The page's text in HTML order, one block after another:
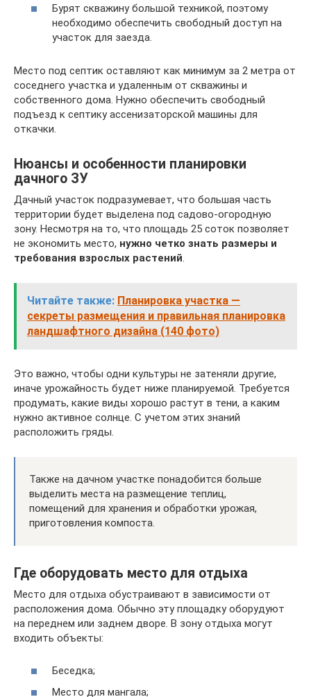
Бурят скважину большой техникой, поэтому
необходимо обеспечить свободный доступ на
участок для заезда.
Место под септик оставляют как минимум за 2 метра от
соседнего участка и удаленным от скважины и
собственного дома. Нужно обеспечить свободный
подъезд к септику ассенизаторской машины для
откачки.
Нюансы и особенности планировки
дачного ЗУ
Дачный участок подразумевает, что большая часть
территории будет выделена под садово-огородную
зону. Несмотря на то, что площадь 25 соток позволяет
не экономить место, нужно четко знать размеры и
требования взрослых растений.
Читайте также: Планировка участка —
секреты размещения и правильная планировка
ландшафтного дизайна (140 фото)
Это важно, чтобы одни культуры не затеняли другие,
иначе урожайность будет ниже планируемой. Требуется
продумать, какие виды хорошо растут в тени, а каким
нужно активное солнце. С учетом этих знаний
расположить гряды.
Также на дачном участке понадобится больше
выделить места на размещение теплиц,
помещений для хранения и обработки урожая,
приготовления компоста.
Где оборудовать место для отдыха
Место для отдыха обустраивают в зависимости от
расположения дома. Обычно эту площадку оборудуют
на переднем или заднем дворе. В зону отдыха могут
входить объекты:
Беседка;
Место для мангала;